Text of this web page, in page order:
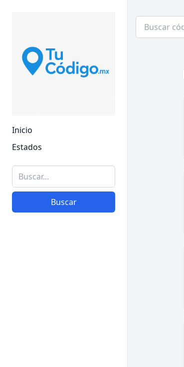
Inicio
Estados
Buscar